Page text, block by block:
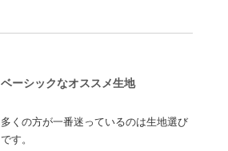
ベーシックなオススメ生地
多くの方が一番迷っているのは生地選び
です。